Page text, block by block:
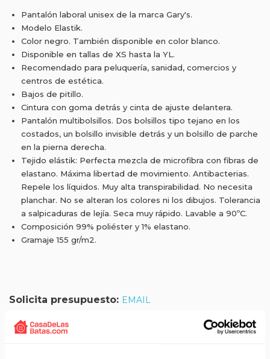
Pantalón laboral unisex de la marca Gary's.
Modelo Elastik.
Color negro. También disponible en color blanco.
Disponible en tallas de XS hasta la YL.
Recomendado para peluquería, sanidad, comercios y
centros de estética.
Bajos de pitillo.
Cintura con goma detrás y cinta de ajuste delantera.
Pantalón multibolsillos. Dos bolsillos tipo tejano en los
costados, un bolsillo invisible detrás y un bolsillo de parche
en la pierna derecha.
Tejido elástik: Perfecta mezcla de microfibra con fibras de
elastano. Máxima libertad de movimiento. Antibacterias.
Repele los líquidos. Muy alta transpirabilidad. No necesita
planchar. No se alteran los colores ni los dibujos. Tolerancia
a salpicaduras de lejía. Seca muy rápido. Lavable a 90ºC.
Composición 99% poliéster y 1% elastano.
Gramaje 155 gr/m2.
Solicita presupuesto: EMAIL
Envío gratis a partir de 75 €+IVA (90 € IVA incl.)